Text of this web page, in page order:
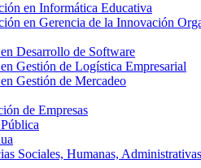
en Informática Educativa
en Gerencia de la Innovación
Desarrollo de Software
Gestión de Logística Empresarial
Gestión de Mercadeo
de Empresas
Sociales, Humanas,